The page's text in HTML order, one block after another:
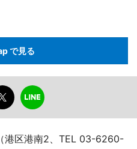
で見る
港区港南2、TEL 03-6260-